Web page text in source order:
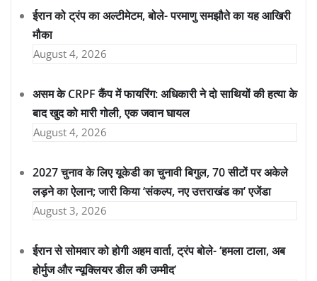
ईरान को ट्रंप का अल्टीमेटम, बोले- परमाणु समझौते का यह आखिरी
मौका
August 4, 2026
असम के CRPF कैंप में फायरिंग: अधिकारी ने दो साथियों की हत्या के
बाद खुद को मारी गोली, एक जवान घायल
August 4, 2026
2027 चुनाव के लिए यूकेडी का चुनावी बिगुल, 70 सीटों पर अकेले
लड़ने का ऐलान; जारी किया ‘संकल्प, नए उत्तराखंड का’ एजेंडा
August 3, 2026
ईरान से सोमवार को होगी अहम वार्ता, ट्रंप बोले- ‘हमला टाला, अब
होर्मुज और न्यूक्लियर डील की उम्मीद’